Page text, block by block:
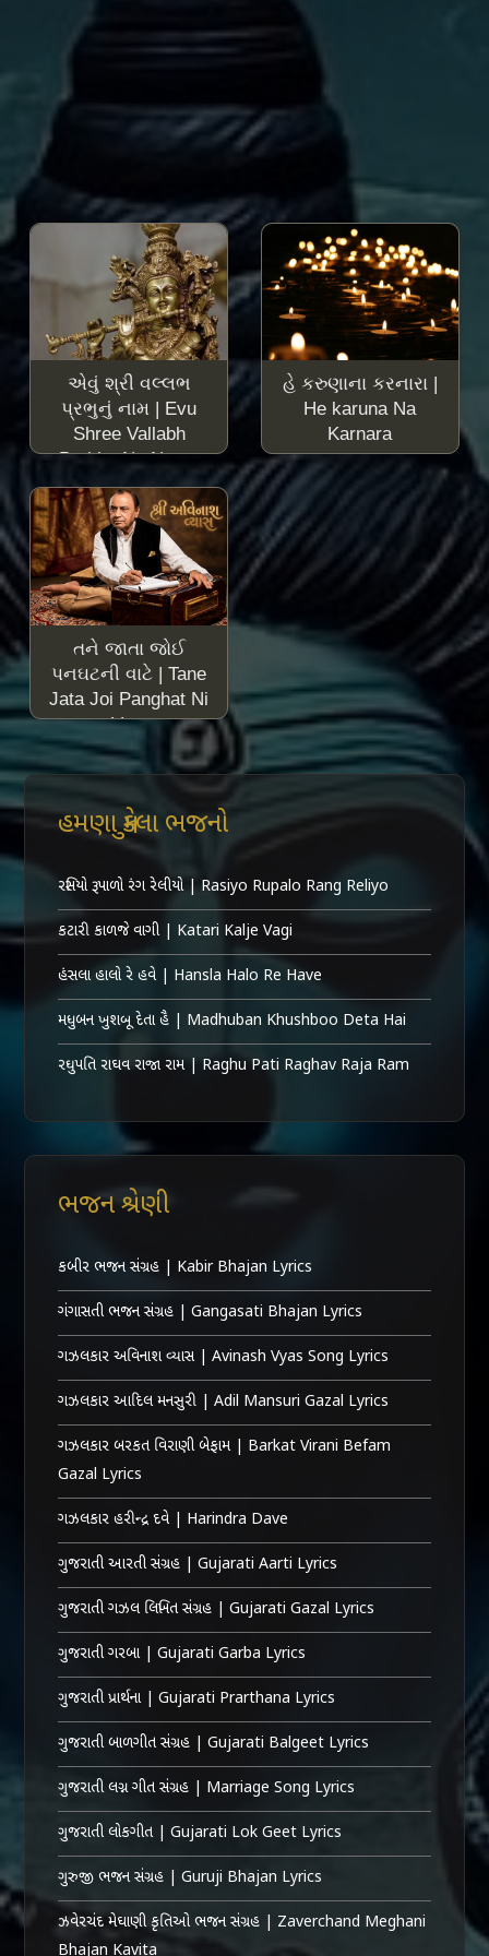
એવું શ્રી વલ્લભ
પ્રભુનું નામ | Evu
Shree Vallabh
Prabhu Nu Naam
હે કરુણાના કરનારા |
He karuna Na
Karnara
તને જાતા જોઈ
પનઘટની વાટે | Tane
Jata Joi Panghat Ni
Vate
હમણા મુકેલા ભજનો
રસિયો રૂપાળો રંગ રેલીયો | Rasiyo Rupalo Rang Reliyo
કટારી કાળજે વાગી | Katari Kalje Vagi
હંસલા હાલો રે હવે | Hansla Halo Re Have
મધુબન ખુશબૂ દેતા હૈ | Madhuban Khushboo Deta Hai
રઘુપતિ રાઘવ રાજા રામ | Raghu Pati Raghav Raja Ram
ભજન શ્રેણી
કબીર ભજન સંગ્રહ | Kabir Bhajan Lyrics
ગંગાસતી ભજન સંગ્રહ | Gangasati Bhajan Lyrics
ગઝલકાર અવિનાશ વ્યાસ | Avinash Vyas Song Lyrics
ગઝલકાર આદિલ મનસુરી | Adil Mansuri Gazal Lyrics
ગઝલકાર બરકત વિરાણી બેફામ | Barkat Virani Befam
Gazal Lyrics
ગઝલકાર હરીન્દ્ર દવે | Harindra Dave
ગુજરાતી આરતી સંગ્રહ | Gujarati Aarti Lyrics
ગુજરાતી ગઝલ લિખિત સંગ્રહ | Gujarati Gazal Lyrics
ગુજરાતી ગરબા | Gujarati Garba Lyrics
ગુજરાતી પ્રાર્થના | Gujarati Prarthana Lyrics
ગુજરાતી બાળગીત સંગ્રહ | Gujarati Balgeet Lyrics
ગુજરાતી લગ્ન ગીત સંગ્રહ | Marriage Song Lyrics
ગુજરાતી લોકગીત | Gujarati Lok Geet Lyrics
ગુરુજી ભજન સંગ્રહ | Guruji Bhajan Lyrics
ઝવેરચંદ મેઘાણી કૃતિઓ ભજન સંગ્રહ | Zaverchand Meghani
Bhajan Kavita